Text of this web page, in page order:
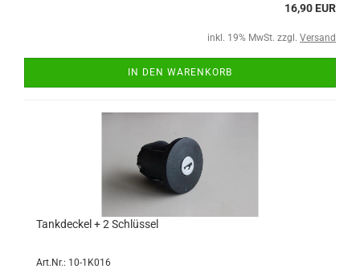
16,90 EUR
inkl. 19% MwSt. zzgl. Versand
IN DEN WARENKORB
Tankdeckel + 2 Schlüssel
Art.Nr.: 10-1K016